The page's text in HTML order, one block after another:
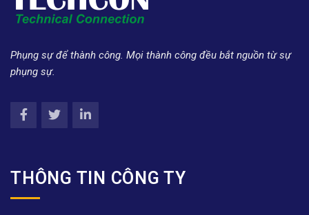
Phụng sự để thành công. Mọi thành công đều bắt nguồn từ sự
phụng sự.
THÔNG TIN CÔNG TY